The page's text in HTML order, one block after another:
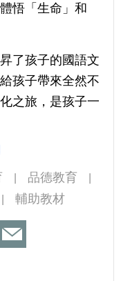
悟「生命」和
了孩子的國語文
孩子帶來全然不
之旅，是孩子一
品德教育
輔助教材